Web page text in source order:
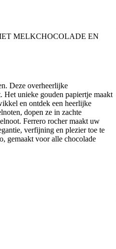
MELKCHOCOLADE EN
Deze overheerlijke
Het unieke gouden papiertje maakt
en ontdek een heerlijke
dopen ze in zachte
Ferrero rocher maakt uw
verfijning en plezier toe te
gemaakt voor alle chocolade